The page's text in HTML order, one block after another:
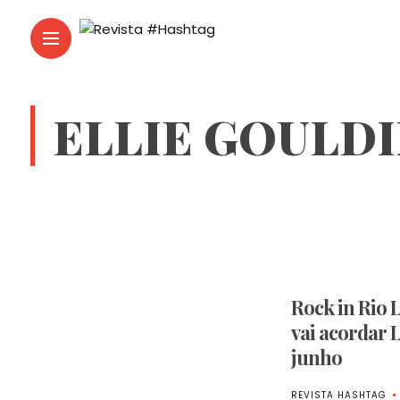
ELLIE
Rock in Rio
vai acordar
junho
REVISTA HASHTAG